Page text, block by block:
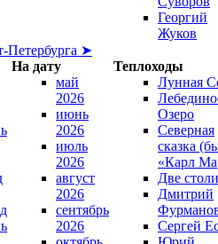
Георгий
Жуков
Петербурга ➤
На дату
Теплоходы
май
2026
июнь
2026
июль
2026
август
2026
сентябрь
2026
Лунная
Озеро
Северная
сказка
«Карл
Две
Дмитрий
Сергей